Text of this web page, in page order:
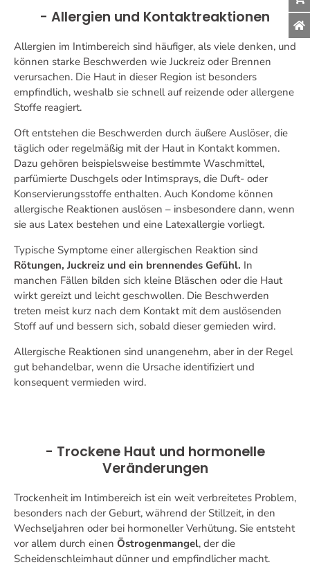
- Allergien und Kontaktreaktionen
Allergien im Intimbereich sind häufiger, als viele denken, und
können starke Beschwerden wie Juckreiz oder Brennen
verursachen. Die Haut in dieser Region ist besonders
empfindlich, weshalb sie schnell auf reizende oder allergene
Stoffe reagiert.
Oft entstehen die Beschwerden durch äußere Auslöser, die
täglich oder regelmäßig mit der Haut in Kontakt kommen.
Dazu gehören beispielsweise bestimmte Waschmittel,
parfümierte Duschgels oder Intimsprays, die Duft- oder
Konservierungsstoffe enthalten. Auch Kondome können
allergische Reaktionen auslösen – insbesondere dann, wenn
sie aus Latex bestehen und eine Latexallergie vorliegt.
Typische Symptome einer allergischen Reaktion sind
Rötungen, Juckreiz und ein brennendes Gefühl. In
manchen Fällen bilden sich kleine Bläschen oder die Haut
wirkt gereizt und leicht geschwollen. Die Beschwerden
treten meist kurz nach dem Kontakt mit dem auslösenden
Stoff auf und bessern sich, sobald dieser gemieden wird.
Allergische Reaktionen sind unangenehm, aber in der Regel
gut behandelbar, wenn die Ursache identifiziert und
konsequent vermieden wird.
- Trockene Haut und hormonelle
Veränderungen
Trockenheit im Intimbereich ist ein weit verbreitetes Problem,
besonders nach der Geburt, während der Stillzeit, in den
Wechseljahren oder bei hormoneller Verhütung. Sie entsteht
vor allem durch einen Östrogenmangel, der die
Scheidenschleimhaut dünner und empfindlicher macht.